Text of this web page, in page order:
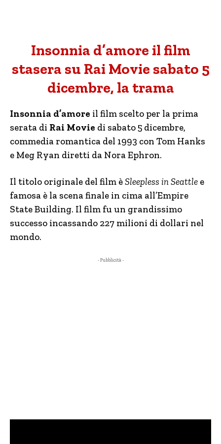
Insonnia d’amore il film
stasera su Rai Movie sabato 5
dicembre, la trama
Insonnia d’amore il film scelto per la prima
serata di Rai Movie di sabato 5 dicembre,
commedia romantica del 1993 con Tom Hanks
e Meg Ryan diretti da Nora Ephron.
Il titolo originale del film èSleepless in Seattle e
famosa è la scena finale in cima all’Empire
State Building. Il film fu un grandissimo
successo incassando 227 milioni di dollari nel
mondo.
- Pubblicità -